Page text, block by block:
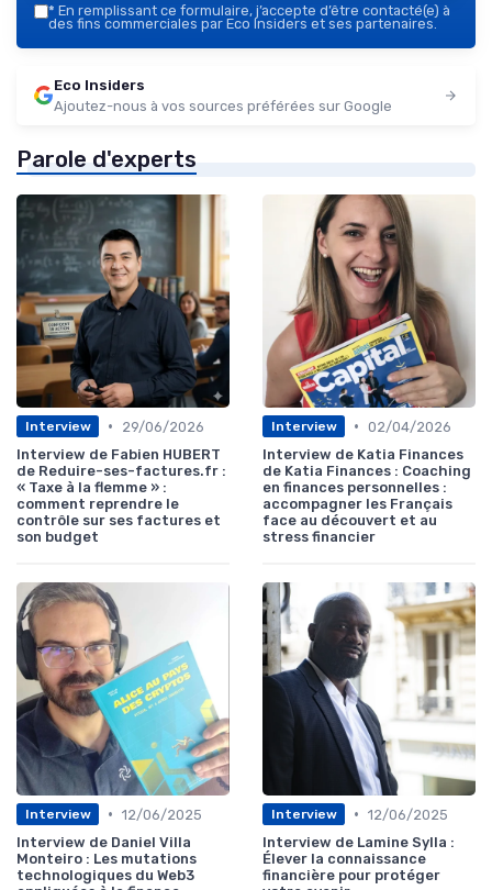
* En remplissant ce formulaire, j’accepte d’être contacté(e) à
des fins commerciales par Eco Insiders et ses partenaires.
Eco Insiders
Ajoutez-nous à vos sources préférées sur Google
Parole d'experts
Interview •
29/06/2026
Interview de Fabien HUBERT
de Reduire-ses-factures.fr :
« Taxe à la flemme » :
comment reprendre le
contrôle sur ses factures et
son budget
Interview • 02/04/2026
Interview de Katia Finances
de Katia Finances : Coaching
en finances personnelles :
accompagner les Français
face au découvert et au
stress financier
Interview • 12/06/2025
Interview de Daniel Villa
Monteiro : Les mutations
technologiques du Web3
Interview • 12/06/2025
Interview de Lamine Sylla :
Élever la connaissance
financière pour protéger